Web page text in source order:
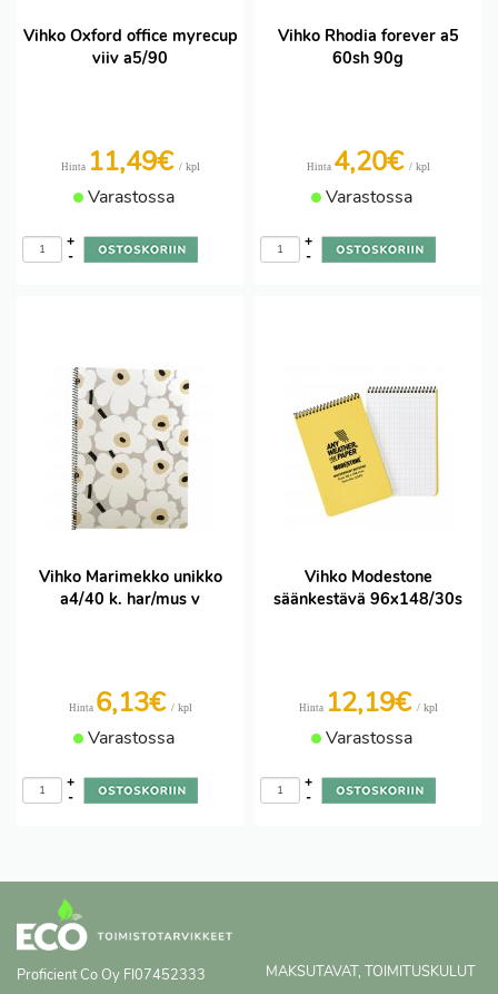
Vihko Oxford office myrecup
viiv a5/90
Hinta 11,49€ / kpl
Varastossa
-
+
Vihko Rhodia forever a5
60sh 90g
Hinta 4,20€ / kpl
Varastossa
-
+
Vihko Marimekko unikko
a4/40 k. har/mus v
Hinta 6,13€ / kpl
Varastossa
-
+
Vihko Modestone
säänkestävä 96x148/30s
Hinta 12,19€ / kpl
Varastossa
-
+
Proficient Co Oy FI07452333
MAKSUTAVAT, TOIMITUSKULUT